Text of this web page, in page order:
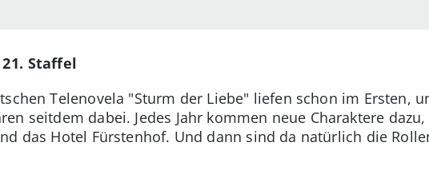
Staffel
Telenovela "Sturm der Liebe" liefen schon im Ersten,
seitdem dabei. Jedes Jahr kommen neue Charaktere
das Hotel Fürstenhof. Und dann sind da natürlich die